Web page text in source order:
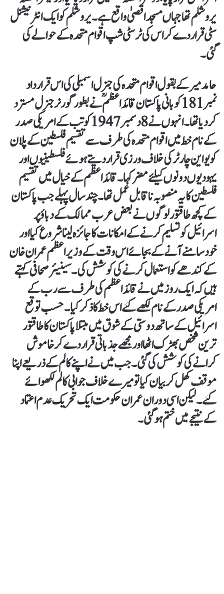
یروشلم تھا جہاں مسجد اقصیٰ واقع ہے۔ یروشلم کو ایک انٹرنیشنل
سٹی قرار دے کر اس کی ٹرسٹی شپ اقوام متحدہ کے حوالے کی
گئی۔
حامد میر کے بقول اقوام متحدہ کی جنرل اسمبلی کی اس قرار داد
نمبر 181 کو بانی پاکستان قائد اعظمؒ نے بطور گورنر جنرل مسترد
کردیا تھا۔ انہوں نے 8 دسمبر 1947 کو تب کے امریکی صدر
کے نام خط میں اقوام متحدہ کی طرف سے تقسیم فلسطین کے پلان
کو یو این چارٹر کی خلاف ورزی قرار دیتے ہوئے فلسطینیوں اور
یہودیوں دونوں کیلئے مضر کہا۔ قائد اعظم کے خیال میں تقسیم
فلسطین کا یہ منصوبہ ناقابل عمل تھا۔ چند سال پہلے جب پاکستان
کے کچھ طاقتور لوگوں نے بعض عرب ممالک کے دباؤ پر
اسرائیل کو تسلیم کرنے کے امکانات کا جائزہ لینا شروع کیا اور
خود سامنے آنے کے بجائے اس وقت کے وزیر اعظم عمران خان
کے کندھے کو استعمال کرنے کی کوشش کی۔ سینیئر صحافی کہتے
ہیں کہ ایک روز میں نے قائد اعظم کی طرف سے رب کے
امریکی صدر کے نام لکھے گئے اس خط کا ذکرکیا۔ حسب توقع
اسرائیل کےساتھ دوستی کے شوق میں مبتلا پاکستان کا طاقتور
ترین شخص بھڑک اٹھا اور مجھے جذباتی قرار دے کر خاموش
کرانے کی کوشش کی گئی۔ جب میں نے اپنے کالم کے ذریعے اپنا
موقف کھل کر بیان کیا تو میرے خلاف جوابی کالم لکھوائے
گئے۔ لیکن اسی دوران عمران حکومت ایک تحریک عدم اعتماد
کے نتیجے میں ختم ہو گئی۔